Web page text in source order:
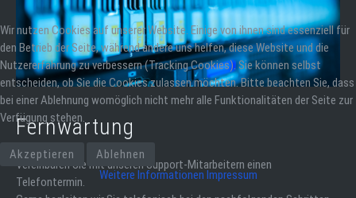
Fernwartung
Vereinbaren Sie mit unseren Support-Mitarbeitern einen
Telefontermin.
Wir nutzen Cookies auf unserer Website. Einige von ihnen sind essenziell für
den Betrieb der Seite, während andere uns helfen, diese Website und die
Nutzererfahrung zu verbessern (Tracking Cookies). Sie können selbst
entscheiden, ob Sie die Cookies zulassen möchten. Bitte beachten Sie, dass
bei einer Ablehnung womöglich nicht mehr alle Funktionalitäten der Seite zur
Verfügung stehen.
Akzeptieren
Ablehnen
Weitere Informationen Impressum